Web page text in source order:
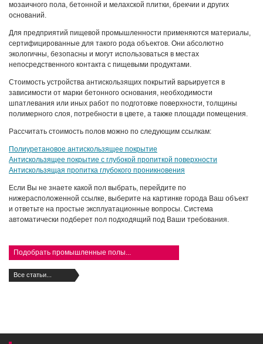
мозаичного пола, бетонной и мелахской плитки, брекчии и других
оснований.
Для предприятий пищевой промышленности применяются материалы,
сертифицированные для такого рода объектов. Они абсолютно
экологичны, безопасны и могут использоваться в местах
непосредственного контакта с пищевыми продуктами.
Стоимость устройства антискользящих покрытий варьируется в
зависимости от марки бетонного основания, необходимости
шпатлевания или иных работ по подготовке поверхности, толщины
полимерного слоя, потребности в цвете, а также площади помещения.
Рассчитать стоимость полов можно по следующим ссылкам:
Полиуретановое антискользящее покрытие
Антискользящее покрытие с глубокой пропиткой поверхности
Антискользящая пропитка глубокого проникновения
Если Вы не знаете какой пол выбрать, перейдите по
нижерасположенной ссылке, выберите на картинке города Ваш объект
и ответьте на простые эксплуатационные вопросы. Система
автоматически подберет пол подходящий под Ваши требования.
Подобрать промышленные полы...
Все статьи...